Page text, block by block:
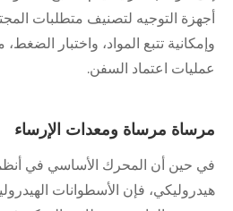
أجهزة التوجيه لتصنيف متطلبات
وإمكانية تتبع المواد، واختبار
عمليات اعتماد السفن.
مرساة مرساة ومعدات الإرساء
في حين أن المحرك الأساسي في
هيدروليكي، فإن الأسطوانات